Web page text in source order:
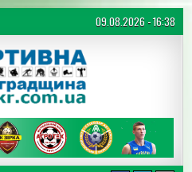
09.08.2026 - 16:38